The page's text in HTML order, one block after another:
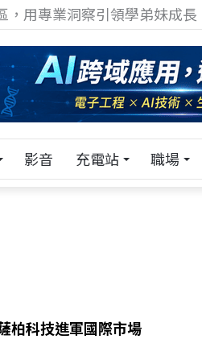
，與學弟妹交流最硬核的技術
影音 充電站 職場
柏科技進軍國際市場